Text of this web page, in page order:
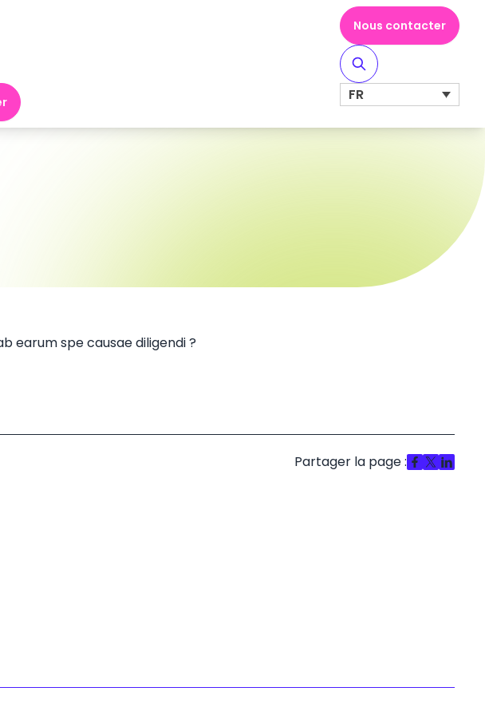
Nous contacter
FR
earum spe causae diligendi ?
Partager la page :